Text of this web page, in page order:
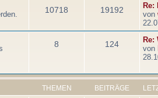
10718 19192
Re:
von
8 124
Re:
von
THEMEN BEITRÄGE